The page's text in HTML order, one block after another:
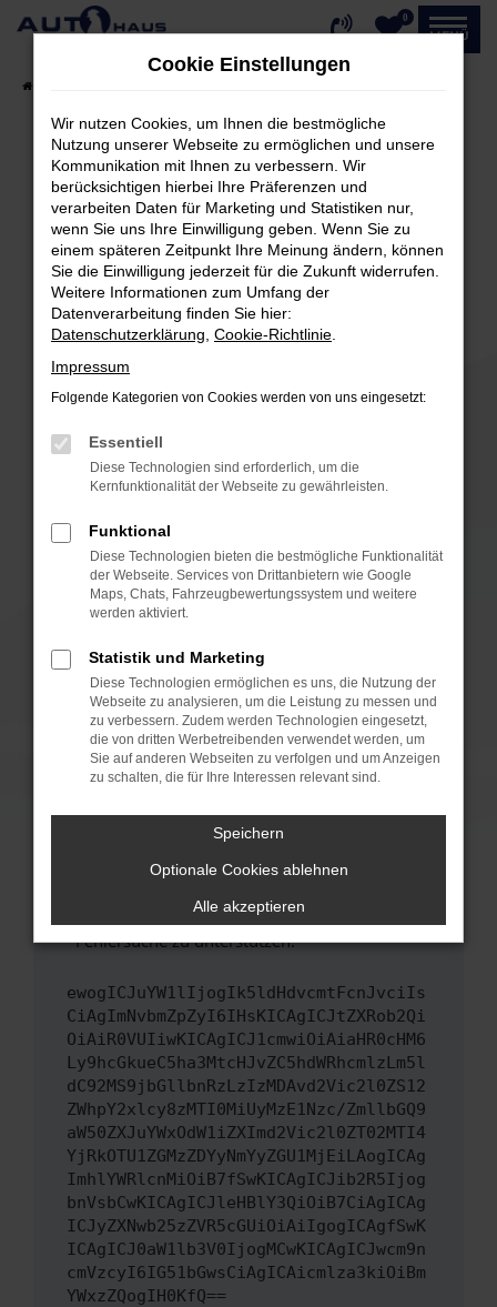
Zum
0
MENÜ
Fehler: Network Error
Beim Laden ist ein Fehler aufgetreten.
Hier sind ein paar Tipps, die dir helfen können:
Überprüfe deine Firewall und deine
Internetverbindung.
Laden andere Webseiten, zum Beispiel deine
Suchmaschine?
Prüfe deine Browsererweiterungen.
können das Laden bestimmter Seiten
verhindern. Funktioniert die Seite in einem
anderen Browser oder in einem privaten
Fenster?
Starte dein Gerät neu.
Das kann manchmal helfen, vorübergehende
Probleme zu beheben.
Betriebssystem auf dem neuesten Stand
sind.
Veraltete Software birgt nicht nur ein
Sicherheitsrisiko, sondern kann auch dazu
führen, dass bestimmte Funktionen nicht mehr
unterstützt werden.
Wende dich an den Webseitenbetreiber.
Wenn du alle oben genannten Schritte versucht
hast, kontaktiere uns bitte. Wir werden
uns diesen Text schicken, um uns bei der
Fehlersuche zu unterstützen:
ewogICJuYW1lIjogIk5ldHdvcmtFcnJvciIs
CiAgImNvbmZpZyI6IHsKICAgICJtZXRob2Qi
OiAiR0VUIiwKICAgICJ1cmwiOiAiaHR0cHM6
Ly9hcGkueC5ha3MtcHJvZC5hdWRhcmlzLm5l
dC92MS9jbGllbnRzLzIzMDAvd2Vic2l0ZS12
ZWhpY2xlcy8zMTI0MiUyMzE1Nzc/ZmllbGQ9
aW50ZXJuYWxOdW1iZXImd2Vic2l0ZT02MTI4
YjRkOTU1ZGMzZDYyNmYyZGU1MjEiLAogICAg
ImhlYWRlcnMiOiB7fSwKICAgICJib2R5Ijog
bnVsbCwKICAgICJleHBlY3QiOiB7CiAgICAg
ICJyZXNwb25zZVR5cGUiOiAiIgogICAgfSwK
ICAgICJ0aW1lb3V0IjogMCwKICAgICJwcm9n
cmVzcyI6IG51bGwsCiAgICAicmlza3kiOiBm
YWxzZQogIH0KfQ==
Cookie Einstellungen
Wir nutzen Cookies, um Ihnen die bestmögliche
Nutzung unserer Webseite zu ermöglichen und unsere
Kommunikation mit Ihnen zu verbessern. Wir
berücksichtigen hierbei Ihre Präferenzen und
verarbeiten Daten für Marketing und Statistiken nur,
wenn Sie uns Ihre Einwilligung geben. Wenn Sie zu
einem späteren Zeitpunkt Ihre Meinung ändern, können
Sie die Einwilligung jederzeit für die Zukunft widerrufen.
Weitere Informationen zum Umfang der
Datenverarbeitung finden Sie hier:
Datenschutzerklärung Cookie-Richtlinie
Impressum
Folgende Kategorien von Cookies werden von uns eingesetzt:
Essentiell
Diese Technologien sind erforderlich, um die
Kernfunktionalität der Webseite zu gewährleisten.
Funktional
Diese Technologien bieten die bestmögliche Funktionalität
der Webseite. Services von Drittanbietern wie Google
Maps, Chats, Fahrzeugbewertungssystem und weitere
werden aktiviert.
Statistik und Marketing
Diese Technologien ermöglichen es uns, die Nutzung der
Webseite zu analysieren, um die Leistung zu messen und
zu verbessern. Zudem werden Technologien eingesetzt,
die von dritten Werbetreibenden verwendet werden, um
Sie auf anderen Webseiten zu verfolgen und um Anzeigen
zu schalten, die für Ihre Interessen relevant sind.
Speichern
Optionale Cookies ablehnen
Alle akzeptieren